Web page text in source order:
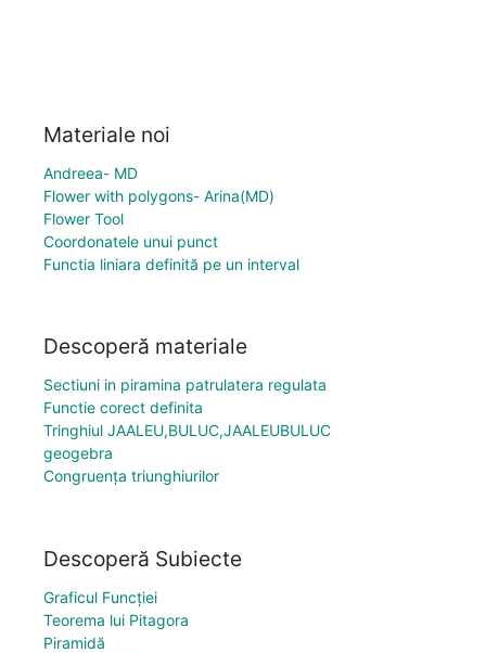
Materiale noi
Andreea- MD
Flower with polygons- Arina(MD)
Flower Tool
Coordonatele unui punct
Functia liniara definită pe un interval
Descoperă materiale
Sectiuni in piramina patrulatera regulata
Functie corect definita
Tringhiul JAALEU,BULUC,JAALEUBULUC
geogebra
Congruența triunghiurilor
Descoperă Subiecte
Graficul Funcției
Teorema lui Pitagora
Piramidă